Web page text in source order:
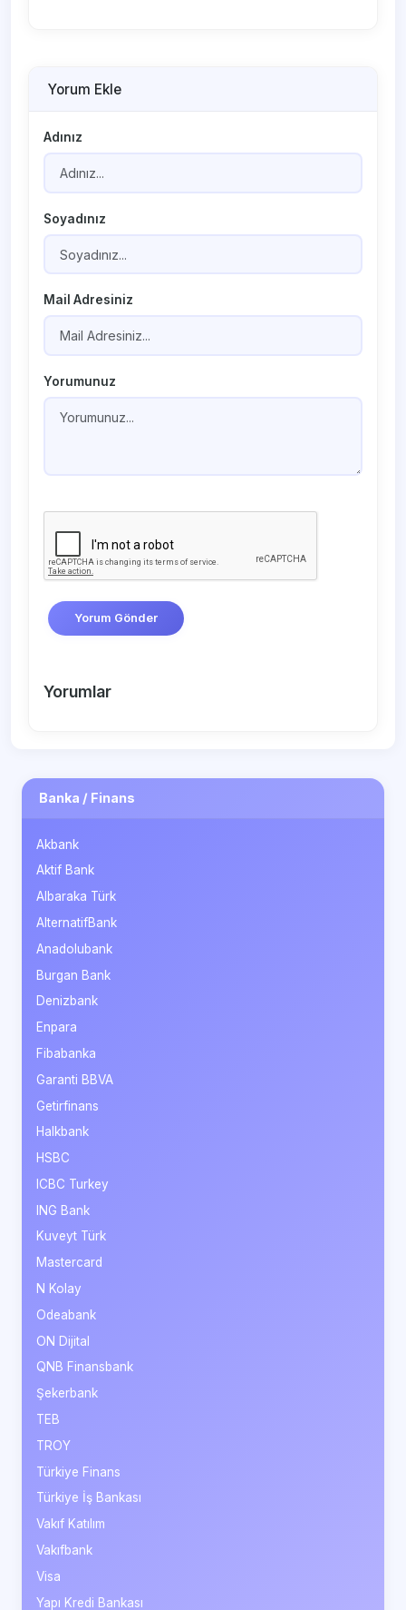
Yorum Ekle
Adınız
Soyadınız
Mail Adresiniz
Yorumunuz
Yorum Gönder
Yorumlar
Banka / Finans
Akbank
Aktif Bank
Albaraka Türk
AlternatifBank
Anadolubank
Burgan Bank
Denizbank
Enpara
Fibabanka
Garanti BBVA
Getirfinans
Halkbank
HSBC
ICBC Turkey
ING Bank
Kuveyt Türk
Mastercard
N Kolay
Odeabank
ON Dijital
QNB Finansbank
Şekerbank
TEB
TROY
Türkiye Finans
Türkiye İş Bankası
Vakıf Katılım
Vakıfbank
Visa
Yapı Kredi Bankası